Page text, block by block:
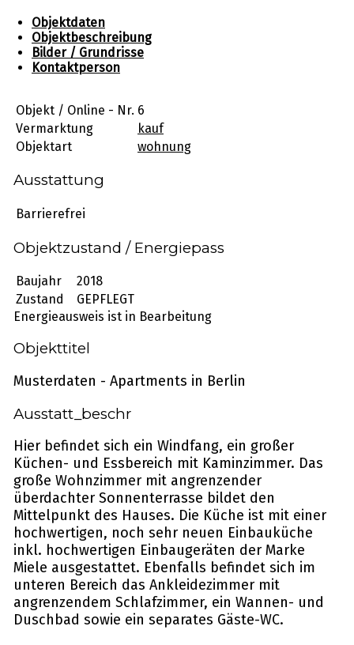
Objektdaten
Objektbeschreibung
Bilder / Grundrisse
Kontaktperson
Objekt / Online - Nr. 6
Vermarktung
kauf
Objektart
wohnung
Ausstattung
Barrierefrei
Objektzustand / Energiepass
Baujahr
2018
Zustand
GEPFLEGT
Energieausweis ist in Bearbeitung
Objekttitel
Musterdaten - Apartments in Berlin
Ausstatt_beschr
Hier befindet sich ein Windfang, ein großer
Küchen- und Essbereich mit Kaminzimmer. Das
große Wohnzimmer mit angrenzender
überdachter Sonnenterrasse bildet den
Mittelpunkt des Hauses. Die Küche ist mit einer
hochwertigen, noch sehr neuen Einbauküche
inkl. hochwertigen Einbaugeräten der Marke
Miele ausgestattet. Ebenfalls befindet sich im
unteren Bereich das Ankleidezimmer mit
angrenzendem Schlafzimmer, ein Wannen- und
Duschbad sowie ein separates Gäste-WC.